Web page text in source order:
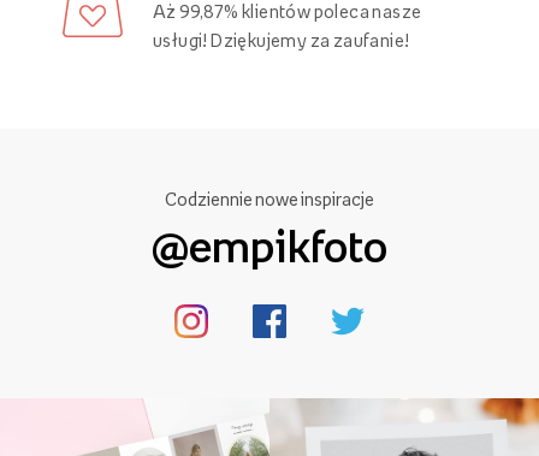
Aż 99,87% klientów poleca nasze
usługi! Dziękujemy za zaufanie!
Codziennie nowe inspiracje
@empikfoto